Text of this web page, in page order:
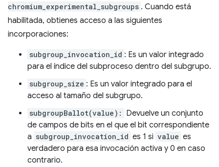
chromium_experimental_subgroups . Cuando está
habilitada, obtienes acceso a las siguientes
incorporaciones:
subgroup_invocation_id : Es un valor integrado
para el índice del subproceso dentro del subgrupo.
subgroup_size : Es un valor integrado para el
acceso al tamaño del subgrupo.
subgroupBallot(value):
Devuelve un conjunto
de campos de bits en el que el bit correspondiente
a subgroup_invocation_id es 1 si value es
verdadero para esa invocación activa y 0 en caso
contrario.